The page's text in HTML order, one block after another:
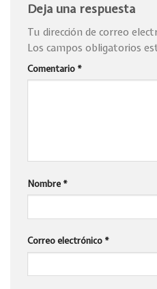
Deja una respuesta
Tu dirección de correo
Los campos obligatorios
Comentario *
Nombre *
Correo electrónico *